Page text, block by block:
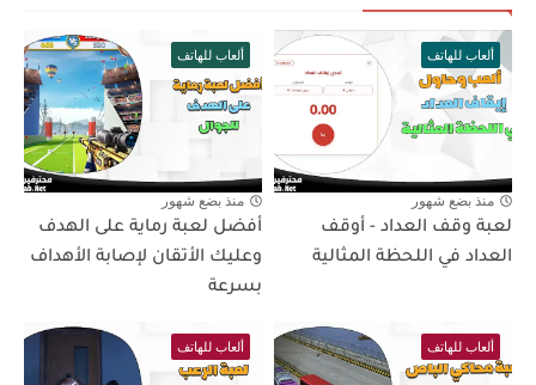
ألعاب للهاتف
منذ بضع شهور
لعبة وقف العداد - أوقف
العداد في اللحظة المثالية
ألعاب للهاتف
منذ بضع شهور
أفضل لعبة رماية على الهدف
وعليك الأتقان لإصابة الأهداف
بسرعة
ألعاب للهاتف ألعاب للهاتف